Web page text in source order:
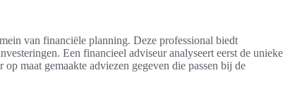
van financiële planning. Deze professional biedt
Een financieel adviseur analyseert eerst de unieke
maat gemaakte adviezen gegeven die passen bij de